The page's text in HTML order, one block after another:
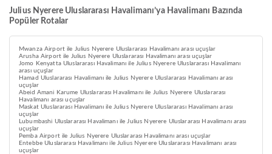
Julius Nyerere Uluslararası Havalimanı’ya Havalimanı Bazında
Popüler Rotalar
Mwanza Airport ile Julius Nyerere Uluslararası Havalimanı arası uçuşlar
Arusha Airport ile Julius Nyerere Uluslararası Havalimanı arası uçuşlar
Jomo Kenyatta Uluslararası Havalimanı ile Julius Nyerere Uluslararası Havalimanı
arası uçuşlar
Hamad Uluslararası Havalimanı ile Julius Nyerere Uluslararası Havalimanı arası
uçuşlar
Abeid Amani Karume Uluslararası Havalimanı ile Julius Nyerere Uluslararası
Havalimanı arası uçuşlar
Maskat Uluslararası Havalimanı ile Julius Nyerere Uluslararası Havalimanı arası
uçuşlar
Lubumbashi Uluslararası Havalimanı ile Julius Nyerere Uluslararası Havalimanı arası
uçuşlar
Pemba Airport ile Julius Nyerere Uluslararası Havalimanı arası uçuşlar
Entebbe Uluslararası Havalimanı ile Julius Nyerere Uluslararası Havalimanı arası
uçuşlar